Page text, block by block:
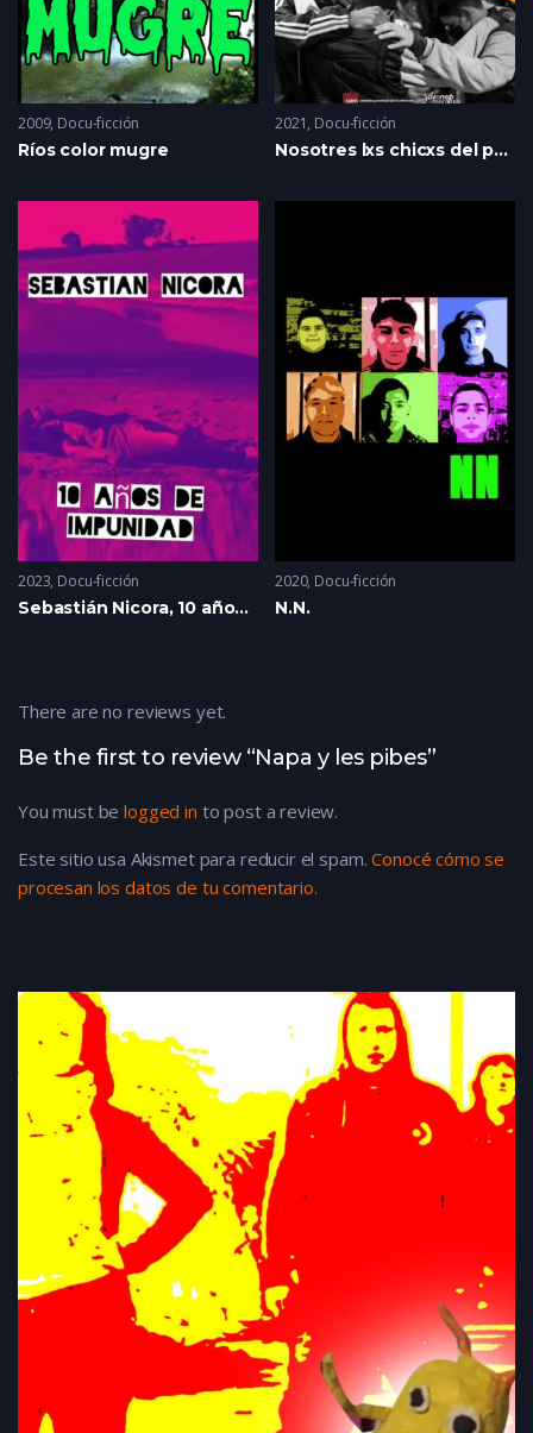
2009 Docu-ficción
Ríos color mugre
2021 Docu-ficción
Nosotres lxs chicxs del pueblo
2023 Docu-ficción
Sebastián Nicora, 10 años de impunidad
2020 Docu-ficción
N.N.
Be the first to review “Napa y les pibes”
You must belogged in to post a review.
Este sitio usa Akismet para reducir el spam.Conocé cómo se
procesan los datos de tu comentario.
There are no reviews yet.